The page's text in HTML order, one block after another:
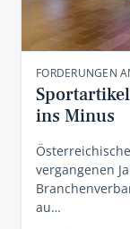
FORDERUNGEN
ins Minus
vergangenen
au…